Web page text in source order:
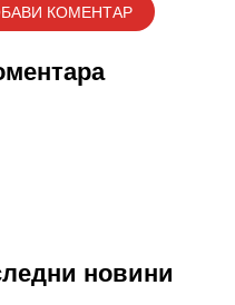
новини